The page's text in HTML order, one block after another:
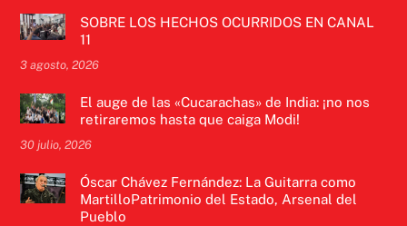
SOBRE LOS HECHOS OCURRIDOS EN CANAL
11
3 agosto, 2026
El auge de las «Cucarachas» de India: ¡no nos
retiraremos hasta que caiga Modi!
30 julio, 2026
Óscar Chávez Fernández: La Guitarra como
MartilloPatrimonio del Estado, Arsenal del
Pueblo